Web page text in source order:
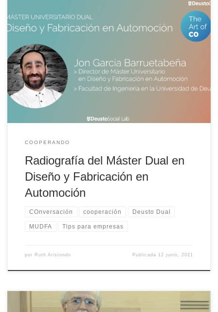
Fabricación en Automoción de Deusto, desgrana qué es es máster,
cómo y qué supone la COoperación entre la universidad y la
empresa, los beneficios que reporta y los puentes que se tienden
entre dualidad y empleabilidad para afrontar los retos del futuro.
COOPERANDO
Radiografía del Máster Dual en
Diseño y Fabricación en
Automoción
COnversación cooperación Deusto Dual
MUDFA Tips para empresas
por Ruth Aristondo Publicada 12 junio, 2021